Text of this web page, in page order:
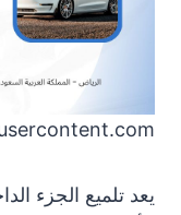
يعد تلميع الجزء